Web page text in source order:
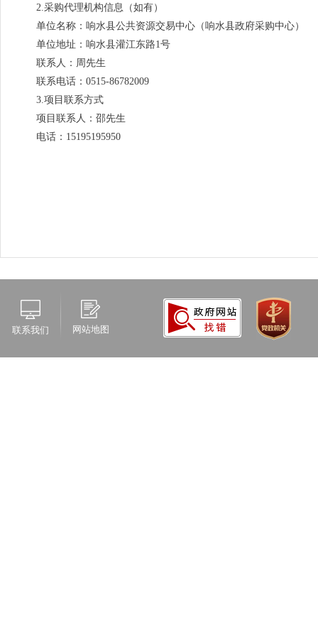
2.采购代理机构信息（如有）
单位名称：响水县公共资源交易中心（响水县政府采购中心）
单位地址：响水县灌江东路1号
联系人：周先生
联系电话：0515-86782009
3.项目联系方式
项目联系人：邵先生
电话：15195195950
联系我们 网站地图